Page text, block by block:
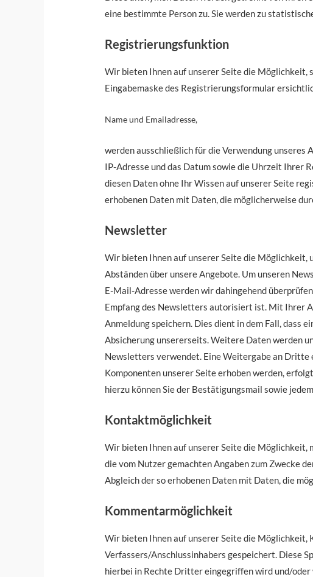
eine bestimmte Person zu. Sie werden zu
Registrierungsfunktion
Wir bieten Ihnen auf unserer Seite die Möglichkeit,
Eingabemaske des Registrierungsformular
Name und Emailadresse,
werden ausschließlich für die Verwendung
IP-Adresse und das Datum sowie die Uhrzeit Ihrer
diesen Daten ohne Ihr Wissen auf unserer Seite
erhobenen Daten mit Daten, die möglicherweise
Newsletter
Wir bieten Ihnen auf unserer Seite die
Abständen über unsere Angebote. Um unseren
E-Mail-Adresse werden wir dahingehend
Empfang des Newsletters autorisiert ist. Mit Ihrer
Anmeldung speichern. Dies dient in dem Fall,
Absicherung unsererseits. Weitere Daten werden
Newsletters verwendet. Eine Weitergabe an Dritte
Komponenten unserer Seite erhoben werden,
hierzu können Sie der Bestätigungsmail sowie
Kontaktmöglichkeit
Wir bieten Ihnen auf unserer Seite die Möglichkeit,
die vom Nutzer gemachten Angaben zum Zwecke
Abgleich der so erhobenen Daten mit Daten, die
Kommentarmöglichkeit
Wir bieten Ihnen auf unserer Seite die Möglichkeit,
Verfassers/Anschlussinhabers gespeichert. Diese
hierbei in Rechte Dritter eingegriffen wird und/